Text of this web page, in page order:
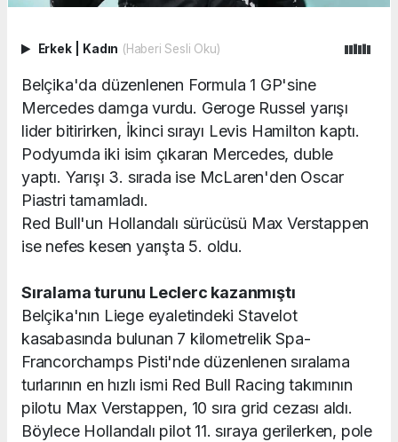
Erkek Kadın (Haberi Sesli Oku)
Belçika'da düzenlenen Formula 1 GP'sine
Mercedes damga vurdu. Geroge Russel yarışı
lider bitirirken, İkinci sırayı Levis Hamilton kaptı.
Podyumda iki isim çıkaran Mercedes, duble
yaptı. Yarışı 3. sırada ise McLaren'den Oscar
Piastri tamamladı.
Red Bull'un Hollandalı sürücüsü Max Verstappen
ise nefes kesen yarışta 5. oldu.
Sıralama turunu Leclerc kazanmıştı
Belçika'nın Liege eyaletindeki Stavelot
kasabasında bulunan 7 kilometrelik Spa-
Francorchamps Pisti'nde düzenlenen sıralama
turlarının en hızlı ismi Red Bull Racing takımının
pilotu Max Verstappen, 10 sıra grid cezası aldı.
Böylece Hollandalı pilot 11. sıraya gerilerken, pole